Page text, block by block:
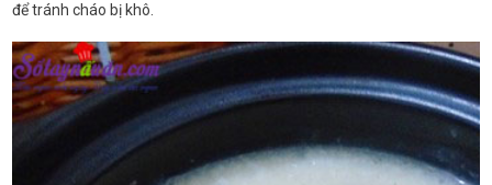
để tránh cháo bị khô.